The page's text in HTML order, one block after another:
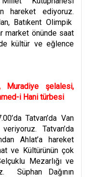
hareket ediyoruz.
Batıkent Olimpik
market önünde saat
kültür ve eğlence
Muradiye şelalesi,
i Hani türbesi
Tatvan’da Van
Tatvan’da
Ahlat’a hareket
ve Kültürünün çok
Mezarlığı ve
Süphan Dağının